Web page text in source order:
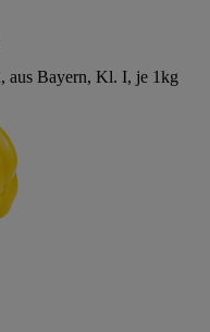
aus Bayern, Kl. I, je 1kg